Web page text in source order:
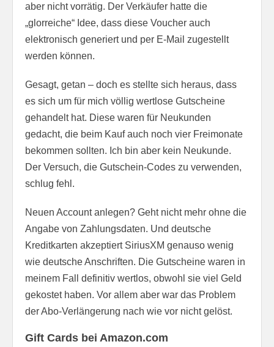
aber nicht vorrätig. Der Verkäufer hatte die
„glorreiche“ Idee, dass diese Voucher auch
elektronisch generiert und per E-Mail zugestellt
werden können.
Gesagt, getan – doch es stellte sich heraus, dass
es sich um für mich völlig wertlose Gutscheine
gehandelt hat. Diese waren für Neukunden
gedacht, die beim Kauf auch noch vier Freimonate
bekommen sollten. Ich bin aber kein Neukunde.
Der Versuch, die Gutschein-Codes zu verwenden,
schlug fehl.
Neuen Account anlegen? Geht nicht mehr ohne die
Angabe von Zahlungsdaten. Und deutsche
Kreditkarten akzeptiert SiriusXM genauso wenig
wie deutsche Anschriften. Die Gutscheine waren in
meinem Fall definitiv wertlos, obwohl sie viel Geld
gekostet haben. Vor allem aber war das Problem
der Abo-Verlängerung nach wie vor nicht gelöst.
Gift Cards bei Amazon.com